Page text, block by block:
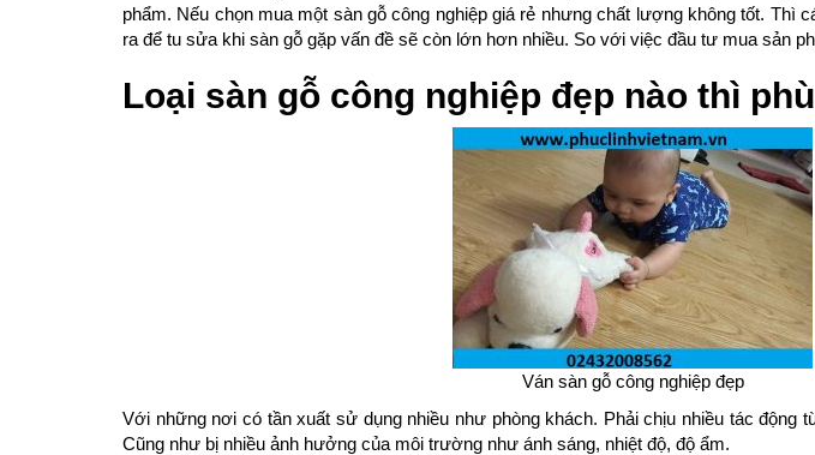
phẩm. Nếu chọn mua một sàn gỗ công nghiệp giá rẻ nhưng chất lượng không tốt. Thì
ra để tu sửa khi sàn gỗ gặp vấn đề sẽ còn lớn hơn nhiều. So với việc đầu tư mua sản
Loại sàn gỗ công nghiệp đẹp nào thì
Ván sàn gỗ công nghiệp đẹp
Với những nơi có tần xuất sử dụng nhiều như phòng khách. Phải chịu nhiều tác động
Cũng như bị nhiều ảnh hưởng của môi trường như ánh sáng, nhiệt độ, độ ẩm.